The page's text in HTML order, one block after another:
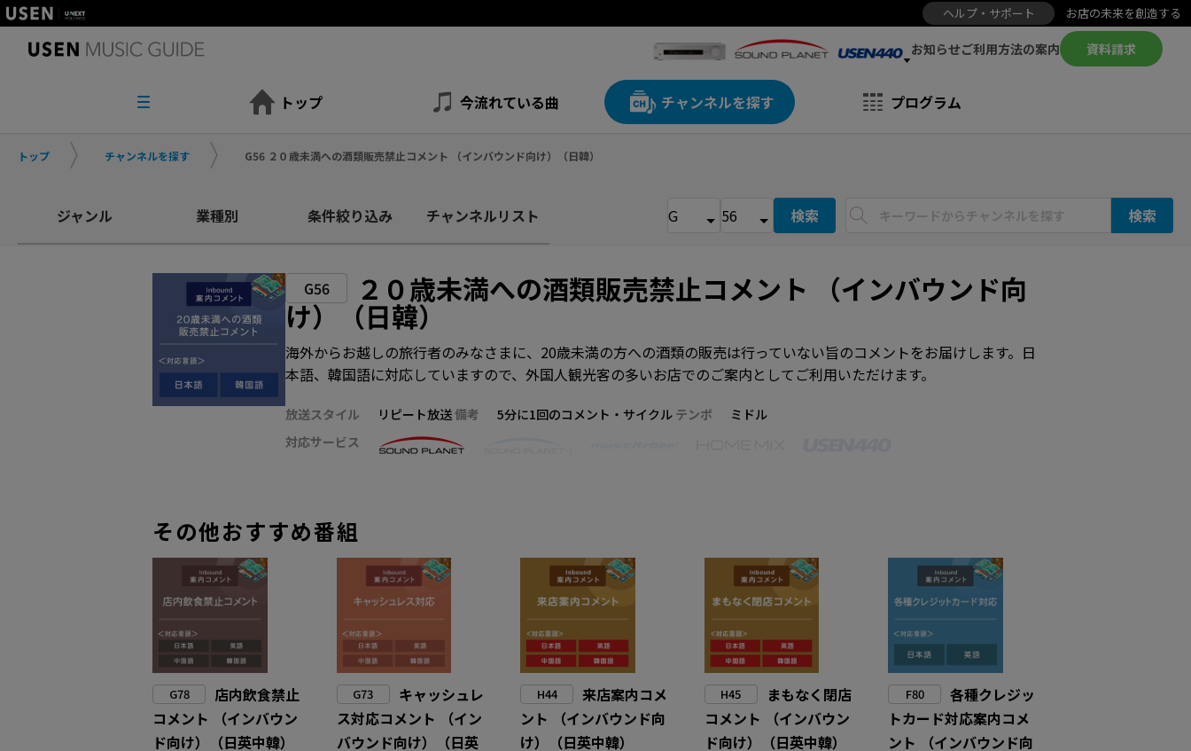
ヘルプ・サポート お店の未来を創造する
お知らせご利用方法の案内 資料請求
トップ 今流れている曲 チャンネルを探す プログラム
トップ チャンネルを探す G56 ２０歳未満への酒類販売禁止コメント （インバウンド向け）（日韓）
ジャンル 業種別 条件絞り込み チャンネルリスト 検索 検索
G56 ２０歳未満への酒類販売禁止コメント （インバウンド向
け）（日韓）
海外からお越しの旅行者のみなさまに、20歳未満の方への酒類の販売は行っていない旨のコメントをお届けします。日
本語、韓国語に対応していますので、外国人観光客の多いお店でのご案内としてご利用いただけます。
放送スタイル リピート放送備考 5分に1回のコメント・サイクル テンポ
ミドル
対応サービス
その他おすすめ番組
G78
店内飲食禁止
コメント （インバウン
ド向け）（日英中韓）
G73
キャッシュレ
ス対応コメント （イン
バウンド向け）（日英
H44
来店案内コメ
ント （インバウンド向
け）（日英中韓）
H45
まもなく閉店
コメント （インバウン
ド向け）（日英中韓）
F80
各種クレジッ
トカード対応案内コメ
ント （インバウンド向